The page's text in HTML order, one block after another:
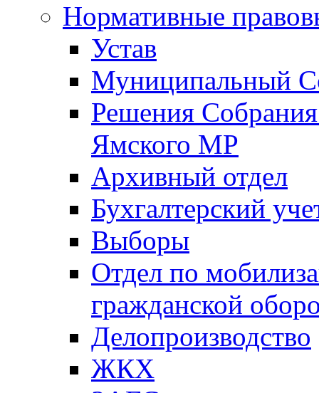
Нормативные
Устав
Муниципальный
Решения
Ямского МР
Архивный отдел
Бухгалтерский
Выборы
Отдел по
гражданской
Делопроизводство
ЖКХ